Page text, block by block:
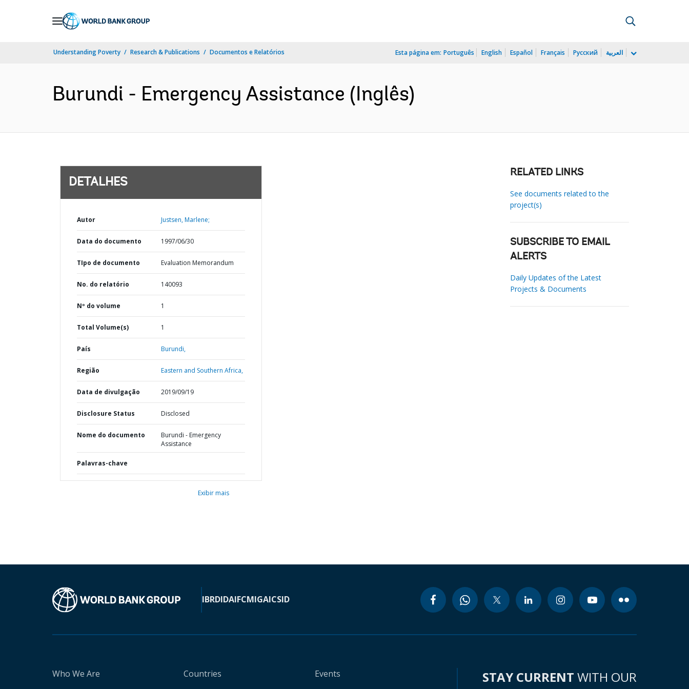
Understanding Poverty Research & Publications Documentos e Relatórios Esta página em: Português English Español Français Русский العربية
Burundi - Emergency Assistance (Inglês)
DETALHES
Autor Justsen, Marlene;
Data do documento 1997/06/30
TIpo de documento Evaluation Memorandum
No. do relatório 140093
Nº do volume 1
Total Volume(s) 1
País Burundi,
Região Eastern and Southern Africa,
Data de divulgação 2019/09/19
Disclosure Status Disclosed
Nome do documento
Burundi - Emergency
Assistance
Palavras-chave
Exibir mais
RELATED LINKS
See documents related to the
project(s)
SUBSCRIBE TO EMAIL
ALERTS
Daily Updates of the Latest
Projects & Documents
IBRDIDAIFCMIGAICSID
Who We Are Countries Events STAY CURRENT WITH OUR